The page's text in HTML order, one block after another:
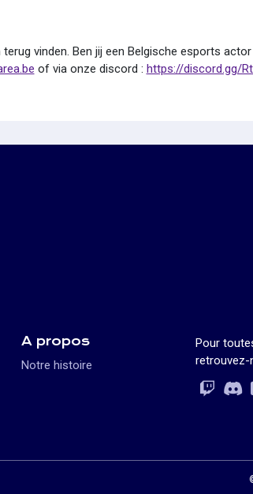
vinden. Ben jij een Belgische esports
of via onze discord : https://discord.gg/
A propos
Notre histoire
Pour
retrouvez-